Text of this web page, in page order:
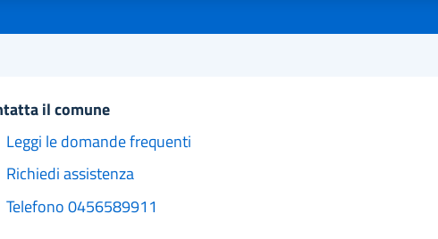
il comune
Leggi le domande frequenti
Richiedi assistenza
Telefono 0456589911